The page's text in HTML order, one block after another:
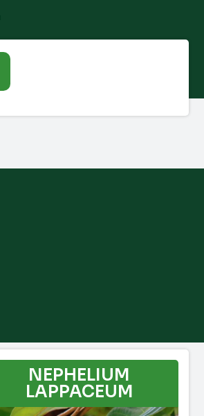
NEPHELIUM
LAPPACEUM